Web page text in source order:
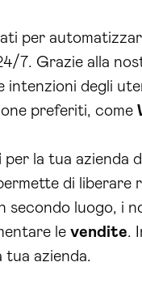
per
7. Grazie alla
intenzioni degli
preferiti, come
per la tua azienda
di
luogo, i
le vendite.
tua azienda.